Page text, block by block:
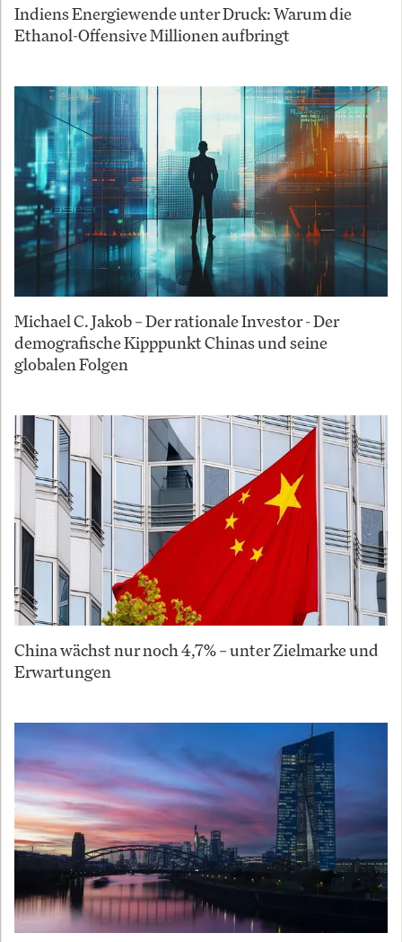
Indiens Energiewende unter Druck: Warum die
Ethanol-Offensive Millionen aufbringt
Michael C. Jakob – Der rationale Investor - Der
demografische Kipppunkt Chinas und seine
globalen Folgen
China wächst nur noch 4,7% – unter Zielmarke und
Erwartungen